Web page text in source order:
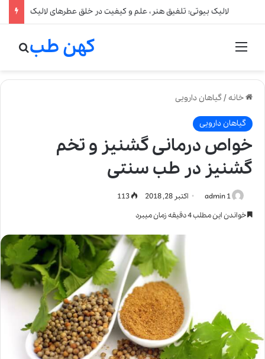
لالیک بیوتی: تلفیق هنر، علم و کیفیت در خلق عطرهای لالیک
منو کهن طب
خانه/ گیاهان دارویی
گیاهان دارویی
خواص درمانی گشنیز و تخم
گشنیز در طب سنتی
admin 1 اکتبر 28, 2018
خواندن این مطلب 4 دقیقه زمان میبرد